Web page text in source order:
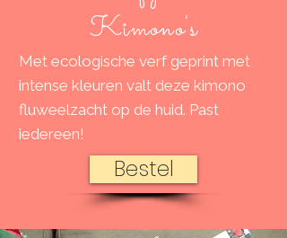
Kimono's
Met ecologische verf geprint met
intense kleuren valt deze kimono
fluweelzacht op de huid. Past
iedereen!
Bestel